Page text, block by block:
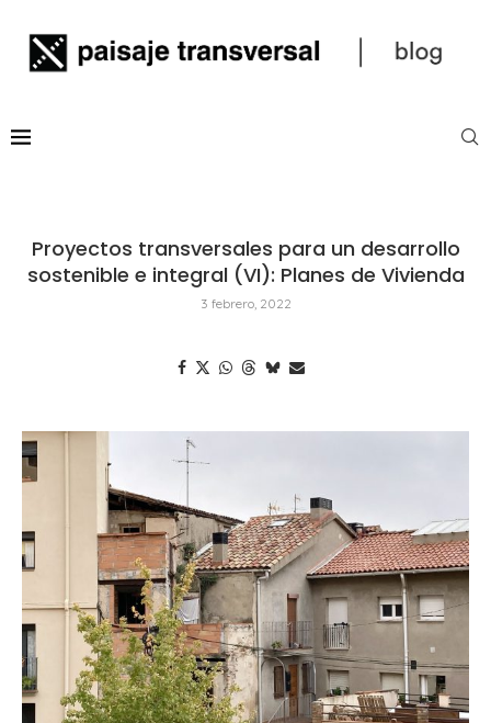
Proyectos transversales para un desarrollo
sostenible e integral (VI): Planes de Vivienda
3 febrero, 2022